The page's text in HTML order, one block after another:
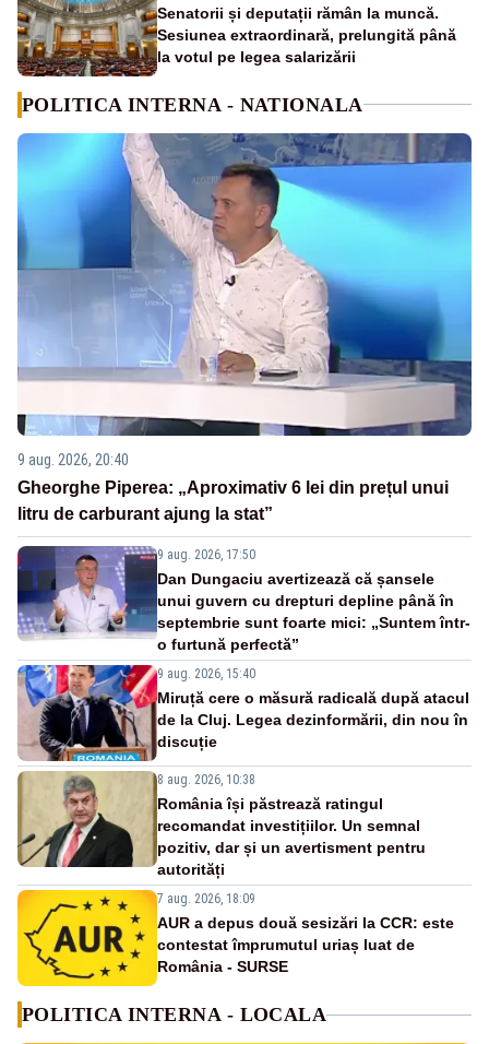
Senatorii și deputații rămân la muncă.
Sesiunea extraordinară, prelungită până
la votul pe legea salarizării
POLITICA INTERNA - NATIONALA
9 aug. 2026, 20:40
Gheorghe Piperea: „Aproximativ 6 lei din prețul unui
litru de carburant ajung la stat”
9 aug. 2026, 17:50
Dan Dungaciu avertizează că șansele
unui guvern cu drepturi depline până în
septembrie sunt foarte mici: „Suntem într-
o furtună perfectă”
9 aug. 2026, 15:40
Miruță cere o măsură radicală după atacul
de la Cluj. Legea dezinformării, din nou în
discuție
8 aug. 2026, 10:38
România își păstrează ratingul
recomandat investițiilor. Un semnal
pozitiv, dar și un avertisment pentru
autorități
7 aug. 2026, 18:09
AUR a depus două sesizări la CCR: este
contestat împrumutul uriaș luat de
România - SURSE
POLITICA INTERNA - LOCALA